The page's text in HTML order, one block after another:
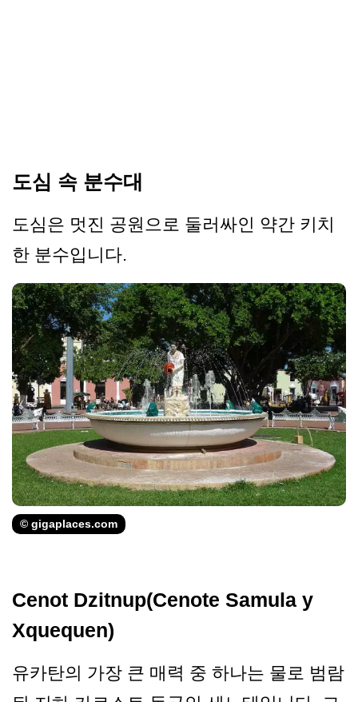
도심 속 분수대
도심은 멋진 공원으로 둘러싸인 약간 키치
한 분수입니다.
© gigaplaces.com
Cenot Dzitnup(Cenote Samula y
Xquequen)
유카탄의 가장 큰 매력 중 하나는 물로 범람